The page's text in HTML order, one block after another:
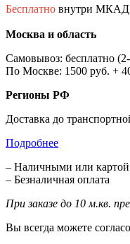
Бесплатно внутри МКАД
Москва и область
Самовывоз: бесплатно
По Москве: 1500 руб. +
Регионы РФ
Доставка до
Подробнее
– Наличными или картой
– Безналичная оплата
При заказе до 10 м.кв.
Вы всегда можете